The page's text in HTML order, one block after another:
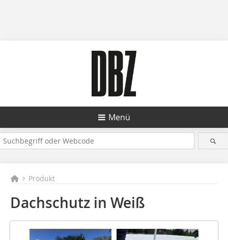
Menü
Produkt
Dachschutz in Weiß